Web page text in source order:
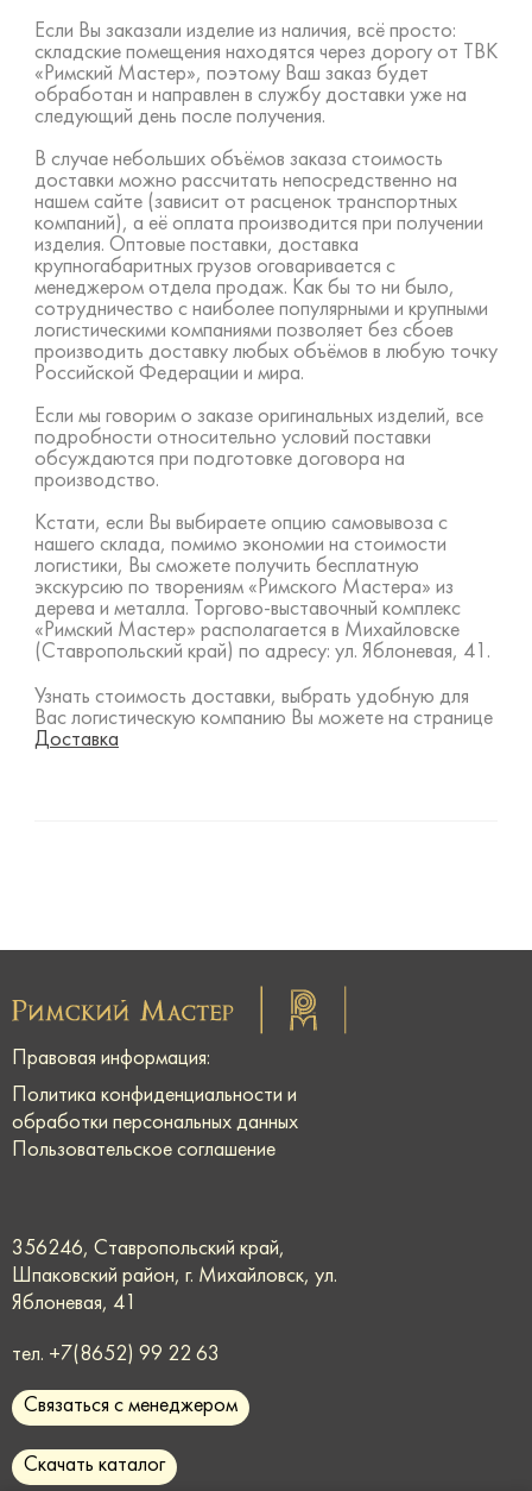
Если Вы заказали изделие из наличия, всё просто:
складские помещения находятся через дорогу от ТВК
«Римский Мастер», поэтому Ваш заказ будет
обработан и направлен в службу доставки уже на
следующий день после получения.
В случае небольших объёмов заказа стоимость
доставки можно рассчитать непосредственно на
нашем сайте (зависит от расценок транспортных
компаний), а её оплата производится при получении
изделия. Оптовые поставки, доставка
крупногабаритных грузов оговаривается с
менеджером отдела продаж. Как бы то ни было,
сотрудничество с наиболее популярными и крупными
логистическими компаниями позволяет без сбоев
производить доставку любых объёмов в любую точку
Российской Федерации и мира.
Если мы говорим о заказе оригинальных изделий, все
подробности относительно условий поставки
обсуждаются при подготовке договора на
производство.
Кстати, если Вы выбираете опцию самовывоза с
нашего склада, помимо экономии на стоимости
логистики, Вы сможете получить бесплатную
экскурсию по творениям «Римского Мастера» из
дерева и металла. Торгово-выставочный комплекс
«Римский Мастер» располагается в Михайловске
(Ставропольский край) по адресу: ул. Яблоневая, 41.
Узнать стоимость доставки, выбрать удобную для
Вас логистическую компанию Вы можете на странице
Доставка
Правовая информация:
Политика конфиденциальности и
обработки персональных данных
Пользовательское соглашение
356246, Ставропольский край,
Шпаковский район, г. Михайловск, ул.
Яблоневая, 41
тел. +7(8652) 99 22 63
Связаться с менеджером
Скачать каталог